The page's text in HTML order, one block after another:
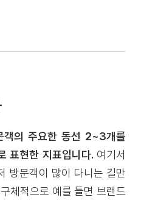
객의 주요한 동선 2~3개를
표현한 지표입니다. 여기서
방문객이 많이 다니는 길만
체적으로 예를 들면 브랜드